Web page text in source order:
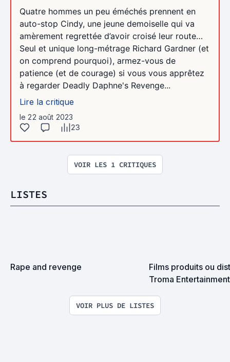
Quatre hommes un peu éméchés prennent en
auto-stop Cindy, une jeune demoiselle qui va
amèrement regrettée d’avoir croisé leur route…
Seul et unique long-métrage Richard Gardner (et
on comprend pourquoi), armez-vous de
patience (et de courage) si vous vous apprêtez
à regarder Deadly Daphne's Revenge...
Lire la critique
le 22 août 2023
23
VOIR LES 1 CRITIQUES
LISTES
Rape and revenge
Films produits ou
Troma Entertainment
VOIR PLUS DE LISTES